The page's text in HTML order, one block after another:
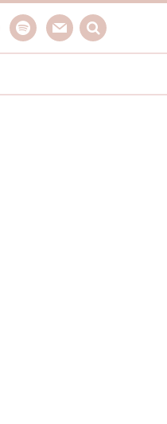
spotifymail search